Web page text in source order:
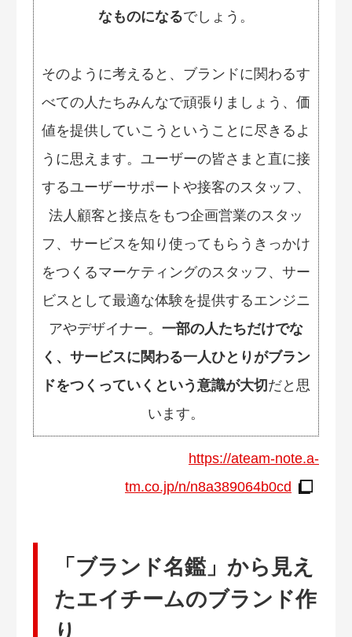
なものになるでしょう。
そのように考えると、ブランドに関わるす
べての人たちみんなで頑張りましょう、価
値を提供していこうということに尽きるよ
うに思えます。ユーザーの皆さまと直に接
するユーザーサポートや接客のスタッフ、
法人顧客と接点をもつ企画営業のスタッ
フ、サービスを知り使ってもらうきっかけ
をつくるマーケティングのスタッフ、サー
ビスとして最適な体験を提供するエンジニ
アやデザイナー。 一部の人たちだけでな
く、サービスに関わる一人ひとりがブラン
ドをつくっていくという意識が大切だと思
います。
https://ateam-note.a-
tm.co.jp/n/n8a389064b0cd
「ブランド名鑑」から見え
たエイチームのブランド作
り